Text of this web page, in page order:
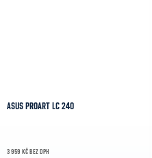
ASUS PROART LC 240
3 959 KČ BEZ DPH